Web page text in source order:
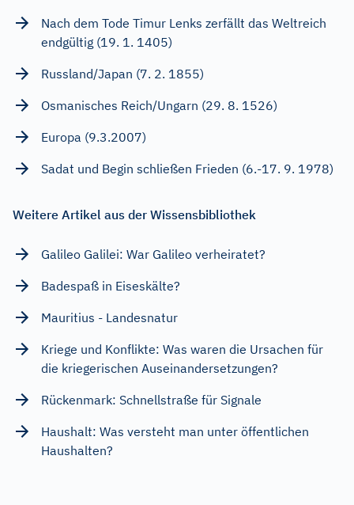
Nach dem Tode Timur Lenks zerfällt das Weltreich
endgültig (19. 1. 1405)
Russland/Japan (7. 2. 1855)
Osmanisches Reich/Ungarn (29. 8. 1526)
Europa (9.3.2007)
Sadat und Begin schließen Frieden (6.-17. 9. 1978)
Weitere Artikel aus der Wissensbibliothek
Galileo Galilei: War Galileo verheiratet?
Badespaß in Eiseskälte?
Mauritius - Landesnatur
Kriege und Konflikte: Was waren die Ursachen für
die kriegerischen Auseinandersetzungen?
Rückenmark: Schnellstraße für Signale
Haushalt: Was versteht man unter öffentlichen
Haushalten?